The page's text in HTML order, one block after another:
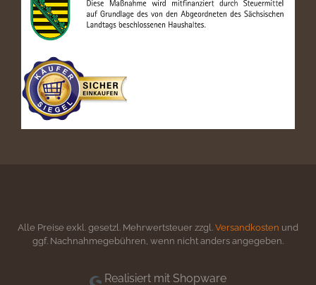
Alle Preise exkl. gesetzl. Mehrwertsteuer zzgl. Versandkosten und
ggf. Nachnahmegebühren, wenn nicht anders angegeben.
Realisiert mit Shopware